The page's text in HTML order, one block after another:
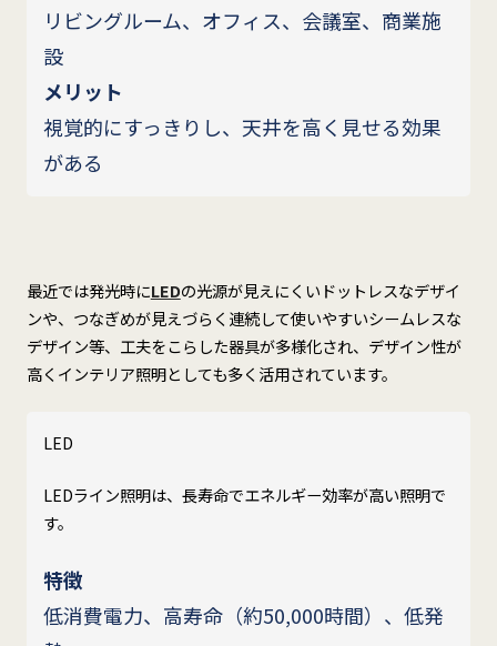
リビングルーム、オフィス、会議室、商業施
設
メリット
視覚的にすっきりし、天井を高く見せる効果
がある
最近では発光時にLEDの光源が見えにくいドットレスなデザイ
ンや、つなぎめが見えづらく連続して使いやすいシームレスな
デザイン等、工夫をこらした器具が多様化され、デザイン性が
高くインテリア照明としても多く活用されています。
LED
LEDライン照明は、長寿命でエネルギー効率が高い照明で
す。
特徴
低消費電力、高寿命（約50,000時間）、低発